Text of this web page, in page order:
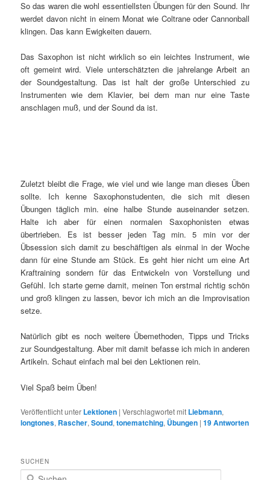
So das waren die wohl essentiellsten Übungen für den Sound. Ihr
werdet davon nicht in einem Monat wie Coltrane oder Cannonball
klingen. Das kann Ewigkeiten dauern.
Das Saxophon ist nicht wirklich so ein leichtes Instrument, wie
oft gemeint wird. Viele unterschätzten die jahrelange Arbeit an
der Soundgestaltung. Das ist halt der große Unterschied zu
Instrumenten wie dem Klavier, bei dem man nur eine Taste
anschlagen muß, und der Sound da ist.
Zuletzt bleibt die Frage, wie viel und wie lange man dieses Üben
sollte. Ich kenne Saxophonstudenten, die sich mit diesen
Übungen täglich min. eine halbe Stunde auseinander setzen.
Halte ich aber für einen normalen Saxophonisten etwas
übertrieben. Es ist besser jeden Tag min. 5 min vor der
Übsession sich damit zu beschäftigen als einmal in der Woche
dann für eine Stunde am Stück. Es geht hier nicht um eine Art
Kraftraining sondern für das Entwickeln von Vorstellung und
Gefühl. Ich starte gerne damit, meinen Ton erstmal richtig schön
und groß klingen zu lassen, bevor ich mich an die Improvisation
setze.
Natürlich gibt es noch weitere Übemethoden, Tipps und Tricks
zur Soundgestaltung. Aber mit damit befasse ich mich in anderen
Artikeln. Schaut einfach mal bei den Lektionen rein.
Viel Spaß beim Üben!
Veröffentlicht unter Lektionen |Verschlagwortet mit Liebmann,
longtones, Rascher,Sound,tonematching, Übungen |19Antworten
SUCHEN